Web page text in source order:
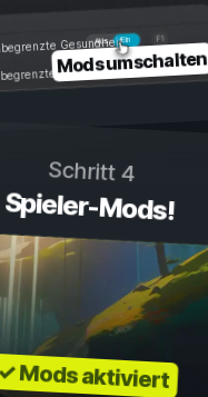
Ein
Aus
Gesundheit
Ausdauer
Mods umschalten
Schritt 4
Spieler-Mods!
✓ Mods aktiviert